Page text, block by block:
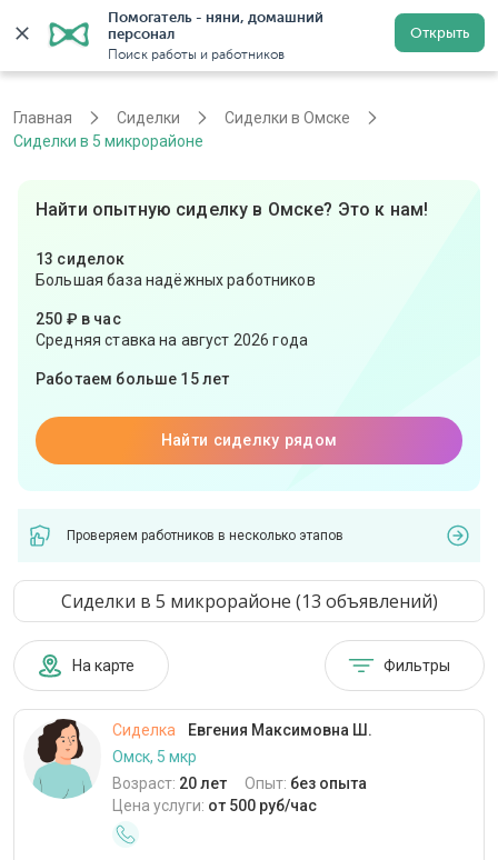
Помогатель - няни, домашний
персонал
Поиск работы и работников
Открыть
Регистрация
Главная Сиделки
Сиделки в Омске
Сиделки в 5 микрорайоне
Найти опытную сиделку в Омске? Это к нам!
13 сиделок
Большая база надёжных работников
250 ₽ в час
Средняя ставка на август 2026 года
Работаем больше 15 лет
Найти сиделку рядом
Проверяем работников в несколько этапов
Сиделки в 5 микрорайоне (13 объявлений)
На карте Фильтры
Сиделка
Евгения Максимовна Ш.
Омск, 5 мкр
Возраст: 20 лет Опыт: без опыта
Цена услуги: от 500 руб/час